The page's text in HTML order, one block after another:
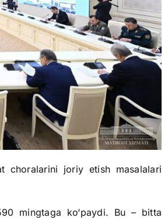
choralarini joriy etish masalalari
mingtaga ko‘paydi. Bu – bitta